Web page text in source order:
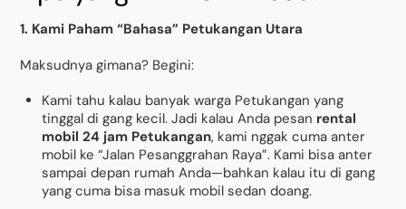
1. Kami Paham “Bahasa” Petukangan Utara
Maksudnya gimana? Begini:
Kami tahu kalau banyak warga Petukangan yang
tinggal di gang kecil. Jadi kalau Anda pesan rental
mobil 24 jam Petukangan, kami nggak cuma anter
mobil ke “Jalan Pesanggrahan Raya”. Kami bisa anter
sampai depan rumah Anda—bahkan kalau itu di gang
yang cuma bisa masuk mobil sedan doang.